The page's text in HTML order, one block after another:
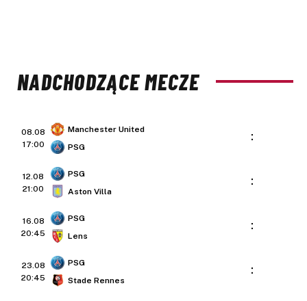
NADCHODZĄCE MECZE
08.08
17:00
Manchester United
PSG
:
12.08
21:00
PSG
Aston Villa
:
16.08
20:45
PSG
Lens
:
23.08
20:45
PSG
Stade Rennes
: